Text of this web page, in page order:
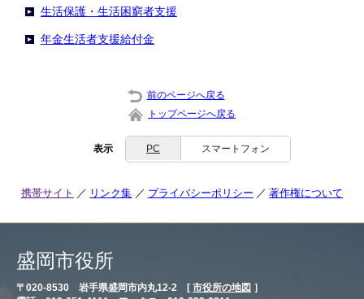
生活保護・生活困窮者支援
年金生活者支援給付金
前のページへ戻る
トップページへ戻る
表示 PC スマートフォン
携帯サイト リンク集 プライバシーポリシー 著作権について
盛岡市役所
〒020-8530 岩手県盛岡市内丸12-2 [ 市役所の地図 ］